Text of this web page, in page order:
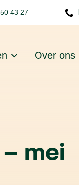
43 27
Over ons
mei